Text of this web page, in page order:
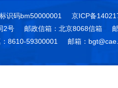
识码bm50000001
京ICP备
2号
邮政信箱：北京8068信箱
8610-59300001 邮箱：